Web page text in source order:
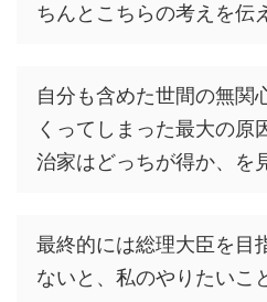
ちんとこちらの考えを伝
自分も含めた世間の無関
くってしまった最大の原
治家はどっちが得か、を
最終的には総理大臣を目
ないと、私のやりたいこ